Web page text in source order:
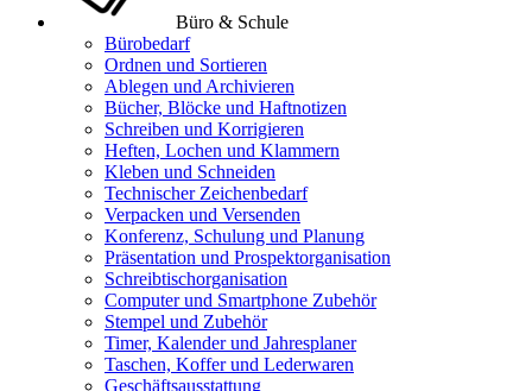
Büro & Schule
Bürobedarf
Ordnen und Sortieren
Ablegen und Archivieren
Bücher, Blöcke und Haftnotizen
Schreiben und Korrigieren
Heften, Lochen und Klammern
Kleben und Schneiden
Technischer Zeichenbedarf
Verpacken und Versenden
Konferenz, Schulung und Planung
Präsentation und Prospektorganisation
Schreibtischorganisation
Computer und Smartphone Zubehör
Stempel und Zubehör
Timer, Kalender und Jahresplaner
Taschen, Koffer und Lederwaren
Geschäftsausstattung